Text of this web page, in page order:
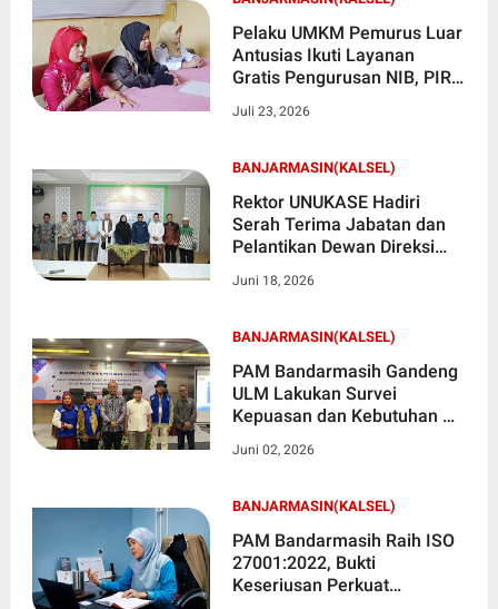
Pelaku UMKM Pemurus Luar
Antusias Ikuti Layanan
Gratis Pengurusan NIB, PIRT,
Juli 23, 2026
BANJARMASIN(KALSEL)
Rektor UNUKASE Hadiri
Serah Terima Jabatan dan
Pelantikan Dewan Direksi
Masa Khidmat 2026–2031
Juni 18, 2026
BANJARMASIN(KALSEL)
PAM Bandarmasih Gandeng
ULM Lakukan Survei
Kepuasan dan Kebutuhan Air
Juni 02, 2026
BANJARMASIN(KALSEL)
PAM Bandarmasih Raih ISO
27001:2022, Bukti
Keseriusan Perkuat